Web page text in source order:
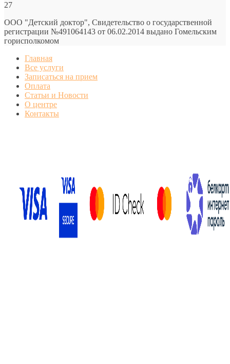
27
ООО "Детский доктор", Свидетельство о государственной
регистрации №491064143 от 06.02.2014 выдано Гомельским
горисполкомом
Главная
Все услуги
Записаться на прием
Оплата
Статьи и Новости
О центре
Контакты